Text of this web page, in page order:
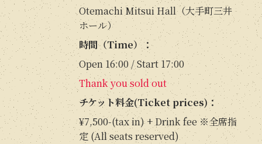
Otemachi Mitsui Hall（大手町三井
ホール）
時間（Time）：
Open 16:00 / Start 17:00
Thank you sold out
チケット料金(Ticket prices)：
¥7,500-(tax in) + Drink fee ※全席指
定 (All seats reserved)